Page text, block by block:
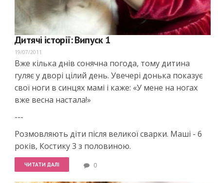
Дитячі історії: Випуск 1
19/07/2011
Вже кілька днів сонячна погода, тому дитина
гуляє у дворі цілий день. Увечері донька показує
свої ноги в синцях мамі і каже: «У мене на ногах
вже весна настала!»
---
Розмовляють діти після великої сварки. Маші - 6
років, Костику 3 з половиною.
ЧИТАТИ ДАЛІ 0